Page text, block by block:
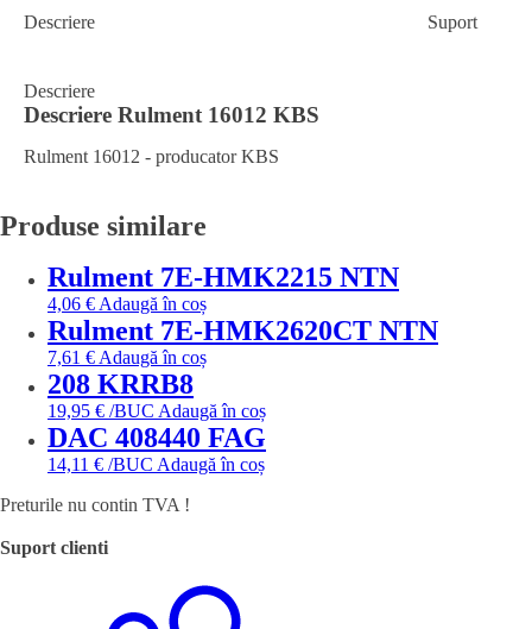
Descriere Suport
Descriere
Descriere Rulment 16012 KBS
Rulment 16012 - producator KBS
Produse similare
Rulment 7E-HMK2215 NTN
4,06 € Adaugă în coș
Rulment 7E-HMK2620CT NTN
7,61 € Adaugă în coș
208 KRRB8
19,95 € /BUC Adaugă în coș
DAC 408440 FAG
14,11 € /BUC Adaugă în coș
Preturile nu contin TVA !
Suport clienti